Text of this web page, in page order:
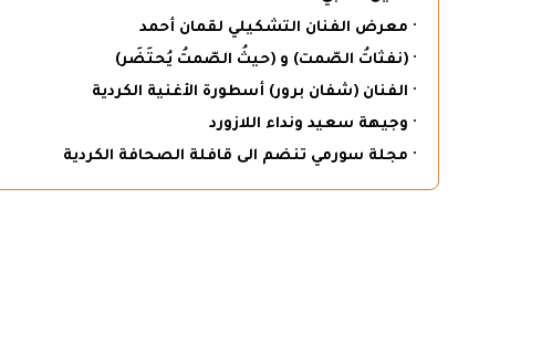
· معرض الفنان التشكيلي لقمان أحمد
· (نفثاتُ الصّمت) و (حيثُ الصّمتُ يُحتَضَر)
· الفنان (شفان برور) أسطورة الأغنية الكردية
· وجيهة سعيد ونداء اللازورد
· مجلة سورمي تنضم الى قافلة الصحافة الكردية